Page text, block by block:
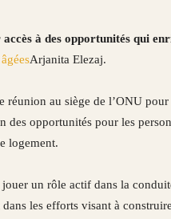
à des opportunités qui
Arjanita Elezaj.
réunion au siège de l’ONU pour
des opportunités pour les
logement.
un rôle actif dans la
les efforts visant à